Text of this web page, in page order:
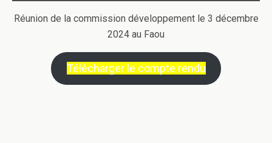
Réunion de la commission développement le 3 décembre
2024 au Faou
Télécharger le compte rendu